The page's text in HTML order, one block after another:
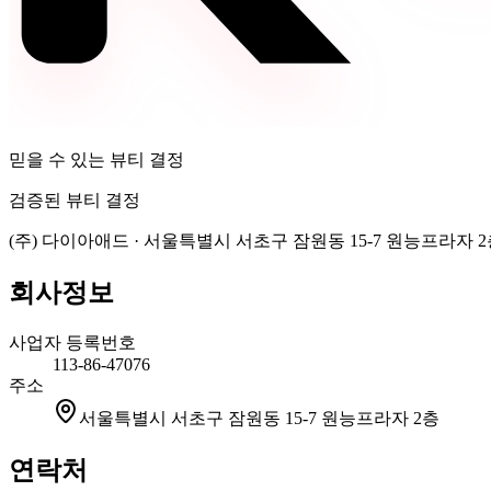
믿을 수 있는 뷰티 결정
검증된 뷰티 결정
(주) 다이아애드 · 서울특별시 서초구 잠원동 15-7 원능프라자 2
회사정보
사업자 등록번호
113-86-47076
주소
서울특별시 서초구 잠원동 15-7 원능프라자 2층
연락처